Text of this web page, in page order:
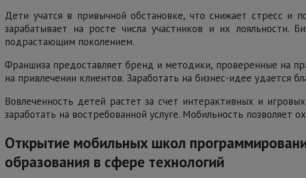
Дети учатся в привычной обстановке, что снижает стресс и
зарабатывает на росте числа участников и их лояльности.
подрастающим поколением.
Франшиза предоставляет бренд и методики, проверенные на
на привлечении клиентов. Заработать на бизнес-идее удается
Вовлеченность детей растет за счет интерактивных и
заработать на востребованной услуге. Мобильность позволяет
Открытие мобильных школ
образования в сфере технологий